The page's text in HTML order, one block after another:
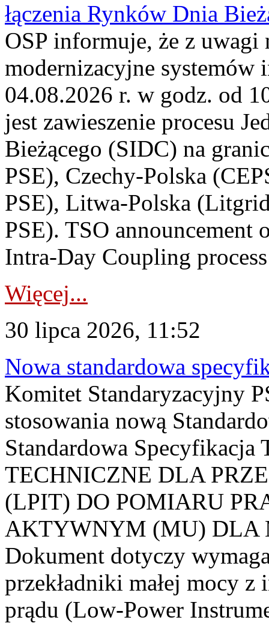
łączenia Rynków Dnia
OSP informuje, że z uwagi
modernizacyjne
04.08.2026 r. w godz. od
jest zawieszenie procesu
Bieżącego (SIDC) na
PSE), Czechy-Polska
PSE), Litwa-Polska
PSE). TSO announcement
Intra-Day Coupling
Więcej...
30 lipca 2026, 11:52
Nowa standardowa
Komitet Standaryzacyjny
stosowania nową
Standardowa
TECHNICZNE DLA
(LPIT) DO POMIARU
AKTYWNYM (MU) DLA
Dokument dotyczy
przekładniki małej mocy
prądu (Low-Power